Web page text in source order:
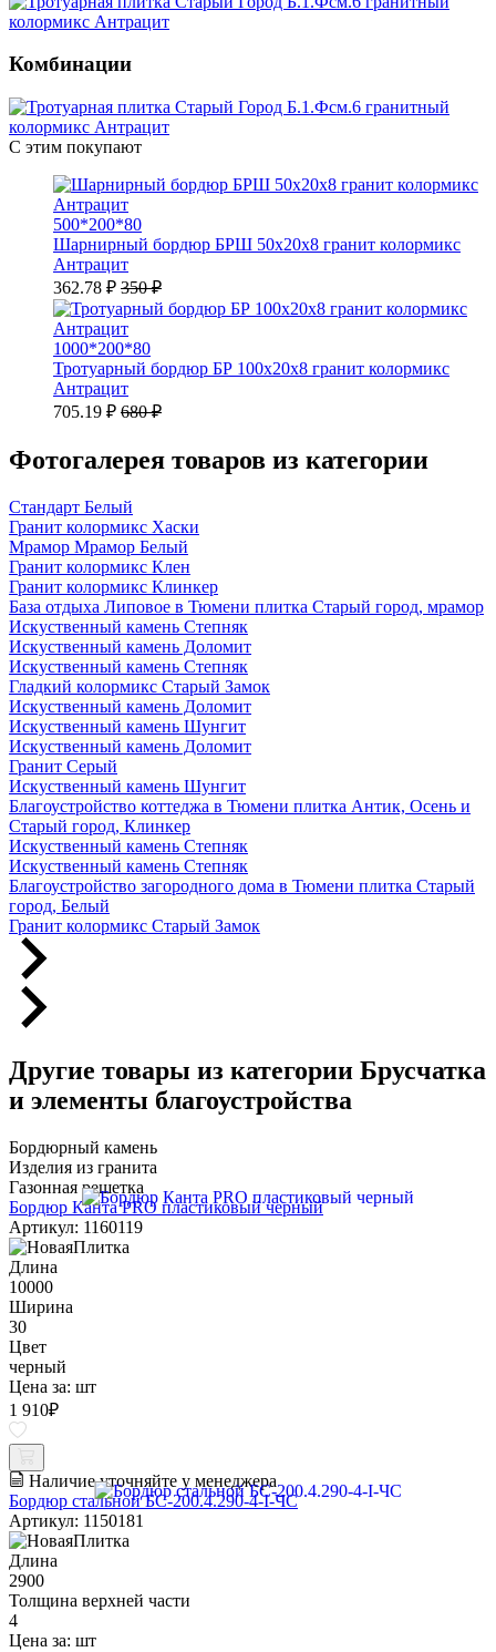
Комбинации
С этим покупают
500*200*80
Шарнирный бордюр БРШ 50х20х8 гранит колормикс
Антрацит
362.78 ₽ 350 ₽
1000*200*80
Тротуарный бордюр БР 100х20х8 гранит колормикс
Антрацит
705.19 ₽ 680 ₽
Фотогалерея товаров из категории
Стандарт Белый
Гранит колормикс Хаски
Мрамор Мрамор Белый
Гранит колормикс Клен
Гранит колормикс Клинкер
База отдыха Липовое в Тюмени плитка Старый город, мрамор
Искуственный камень Степняк
Искуственный камень Доломит
Искуственный камень Степняк
Гладкий колормикс Старый Замок
Искуственный камень Доломит
Искуственный камень Шунгит
Искуственный камень Доломит
Гранит Серый
Искуственный камень Шунгит
Благоустройство коттеджа в Тюмени плитка Антик, Осень и
Старый город, Клинкер
Искуственный камень Степняк
Искуственный камень Степняк
Благоустройство загородного дома в Тюмени плитка Старый
город, Белый
Гранит колормикс Старый Замок
Другие товары из категории Брусчатка
и элементы благоустройства
Бордюрный камень
Изделия из гранита
Газонная решетка
Бордюр Канта PRO пластиковый черный
Артикул: 1160119
Длина
10000
Ширина
30
Цвет
черный
Цена за: шт
1 910₽
Наличие уточняйте у менеджера
Бордюр стальной БС-200.4.290-4-I-ЧС
Артикул: 1150181
Длина
2900
Толщина верхней части
4
Цена за: шт